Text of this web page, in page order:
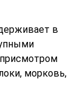
в
морковь,